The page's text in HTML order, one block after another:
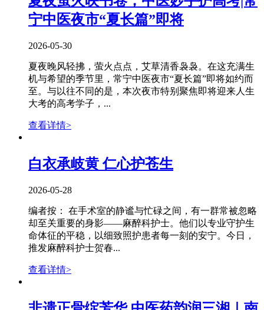
宁中医夜市“夏长篇”即将
2026-05-30
夏夜晚风轻拂，萤火点点，艾草清香袅袅。在这充满生
机与希望的季节里，常宁中医夜市“夏长篇”即将如约而
至。与以往不同的是，本次夜市特别聚焦即将迎来人生
大考的高考学子，...
查看详情>
白衣承岐黄 仁心护苍生
2026-05-28
编者按： 在手术室的静谧与忙碌之间，有一群常被忽略
却至关重要的身影——麻醉科护士。他们以专业守护生
命体征的平稳，以细致照护患者每一刻的安宁。今日，
推发麻醉科护士贺春...
查看详情>